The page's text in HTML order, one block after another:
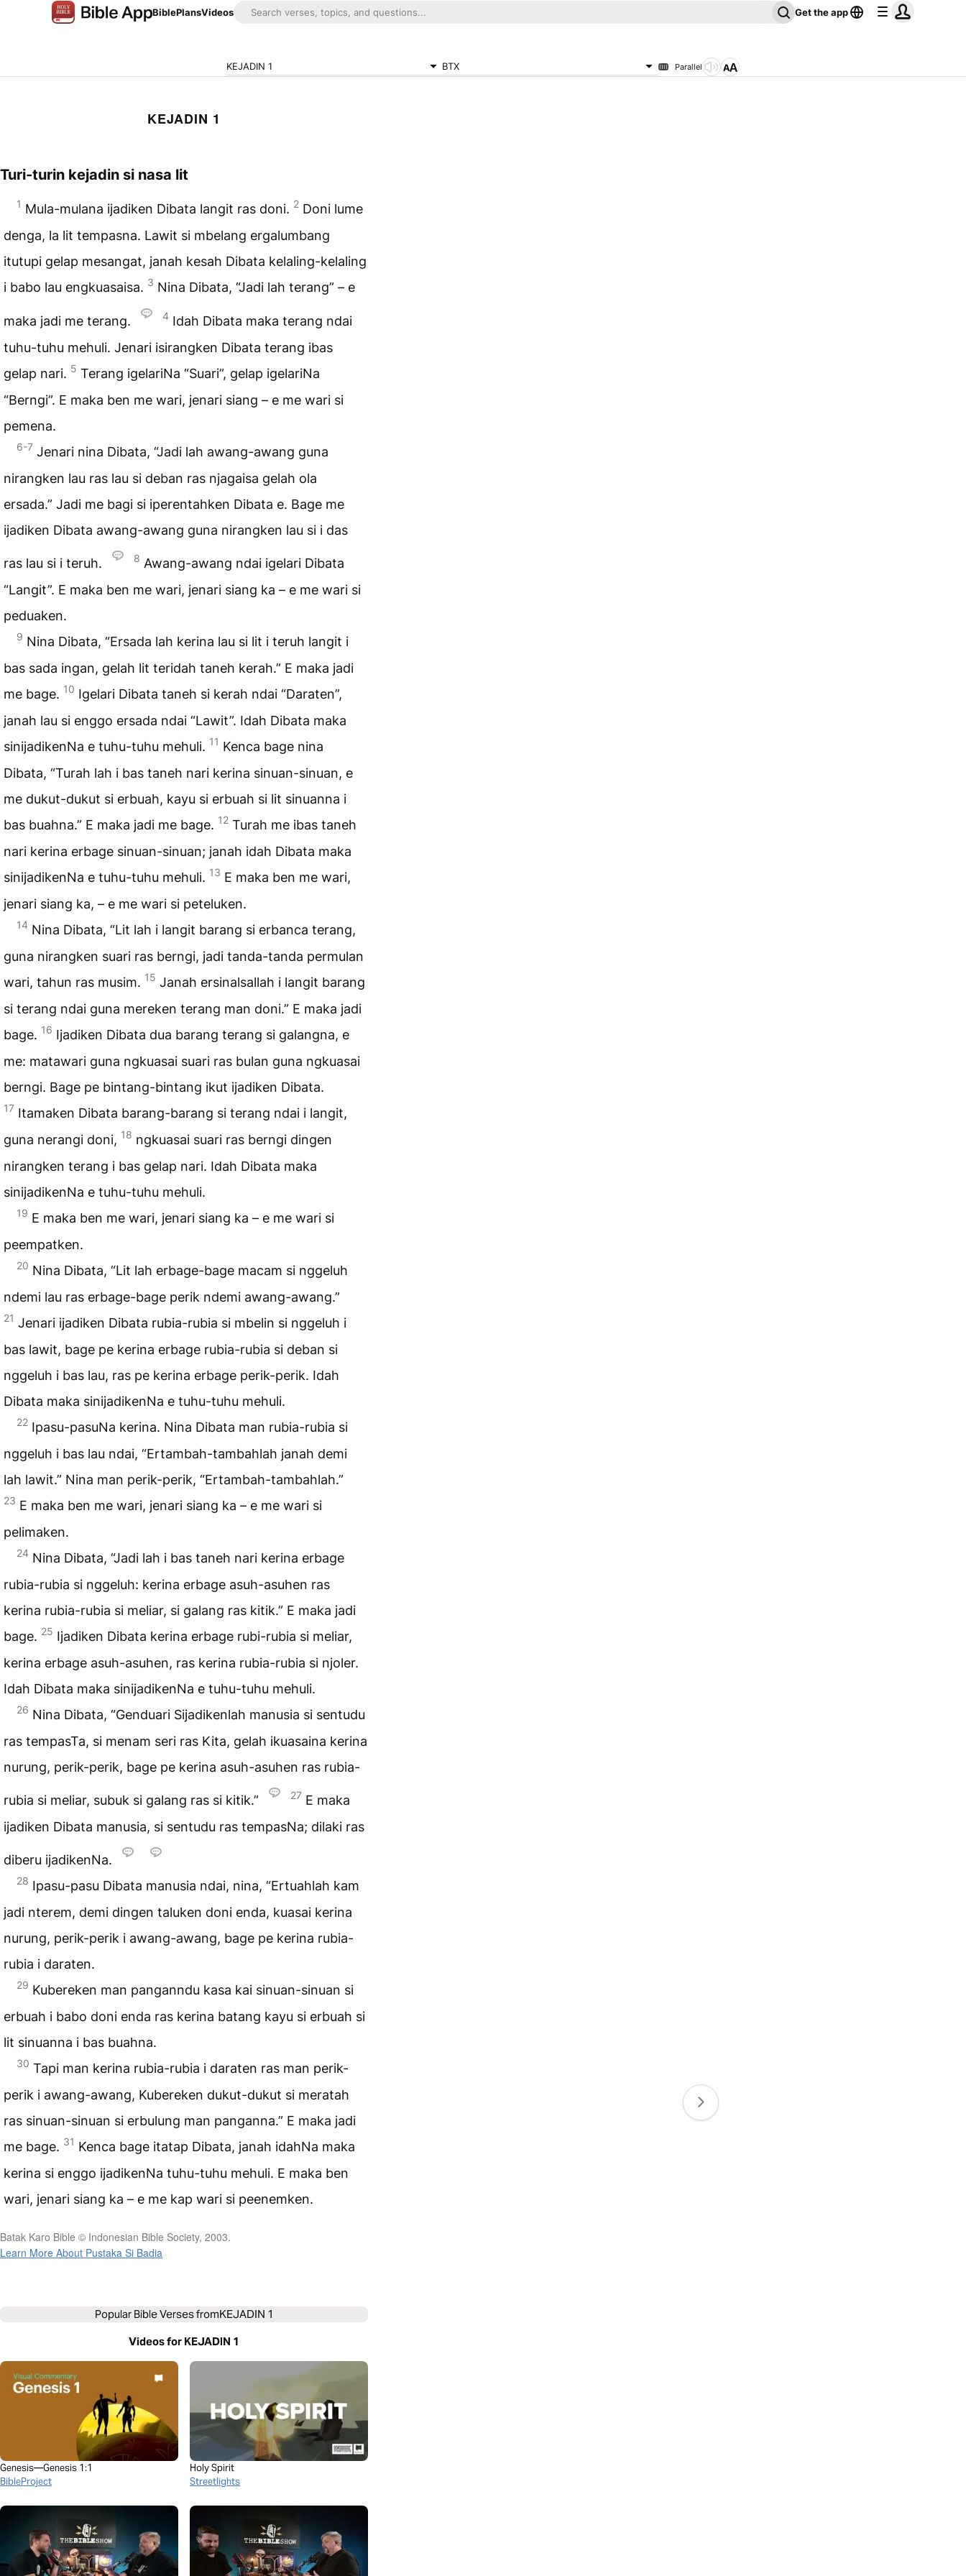
BiblePlansVideos Get the app
KEJADIN 1 BTX Parallel
KEJADIN 1
Turi-turin kejadin si nasa lit
1 Mula-mulana ijadiken Dibata langit ras doni. 2 Doni lume
denga, la lit tempasna. Lawit si mbelang ergalumbang
itutupi gelap mesangat, janah kesah Dibata kelaling-kelaling
i babo lau engkuasaisa. 3 Nina Dibata, “Jadi lah terang” – e
maka jadi me terang. 4 Idah Dibata maka terang ndai
tuhu-tuhu mehuli. Jenari isirangken Dibata terang ibas
gelap nari. 5 Terang igelariNa “Suari”, gelap igelariNa
“Berngi”. E maka ben me wari, jenari siang – e me wari si
pemena.
6-7 Jenari nina Dibata, “Jadi lah awang-awang guna
nirangken lau ras lau si deban ras njagaisa gelah ola
ersada.” Jadi me bagi si iperentahken Dibata e. Bage me
ijadiken Dibata awang-awang guna nirangken lau si i das
ras lau si i teruh. 8 Awang-awang ndai igelari Dibata
“Langit”. E maka ben me wari, jenari siang ka – e me wari si
peduaken.
9 Nina Dibata, “Ersada lah kerina lau si lit i teruh langit i
bas sada ingan, gelah lit teridah taneh kerah.” E maka jadi
me bage. 10 Igelari Dibata taneh si kerah ndai “Daraten”,
janah lau si enggo ersada ndai “Lawit”. Idah Dibata maka
sinijadikenNa e tuhu-tuhu mehuli. 11 Kenca bage nina
Dibata, “Turah lah i bas taneh nari kerina sinuan-sinuan, e
me dukut-dukut si erbuah, kayu si erbuah si lit sinuanna i
bas buahna.” E maka jadi me bage. 12 Turah me ibas taneh
nari kerina erbage sinuan-sinuan; janah idah Dibata maka
sinijadikenNa e tuhu-tuhu mehuli. 13 E maka ben me wari,
jenari siang ka, – e me wari si peteluken.
14 Nina Dibata, “Lit lah i langit barang si erbanca terang,
guna nirangken suari ras berngi, jadi tanda-tanda permulan
wari, tahun ras musim. 15 Janah ersinalsallah i langit barang
si terang ndai guna mereken terang man doni.” E maka jadi
bage. 16 Ijadiken Dibata dua barang terang si galangna, e
me: matawari guna ngkuasai suari ras bulan guna ngkuasai
berngi. Bage pe bintang-bintang ikut ijadiken Dibata.
17 Itamaken Dibata barang-barang si terang ndai i langit,
guna nerangi doni, 18 ngkuasai suari ras berngi dingen
nirangken terang i bas gelap nari. Idah Dibata maka
sinijadikenNa e tuhu-tuhu mehuli.
19 E maka ben me wari, jenari siang ka – e me wari si
peempatken.
20 Nina Dibata, “Lit lah erbage-bage macam si nggeluh
ndemi lau ras erbage-bage perik ndemi awang-awang.”
21 Jenari ijadiken Dibata rubia-rubia si mbelin si nggeluh i
bas lawit, bage pe kerina erbage rubia-rubia si deban si
nggeluh i bas lau, ras pe kerina erbage perik-perik. Idah
Dibata maka sinijadikenNa e tuhu-tuhu mehuli.
22 Ipasu-pasuNa kerina. Nina Dibata man rubia-rubia si
nggeluh i bas lau ndai, “Ertambah-tambahlah janah demi
lah lawit.” Nina man perik-perik, “Ertambah-tambahlah.”
23 E maka ben me wari, jenari siang ka – e me wari si
pelimaken.
24 Nina Dibata, “Jadi lah i bas taneh nari kerina erbage
rubia-rubia si nggeluh: kerina erbage asuh-asuhen ras
kerina rubia-rubia si meliar, si galang ras kitik.” E maka jadi
bage. 25 Ijadiken Dibata kerina erbage rubi-rubia si meliar,
kerina erbage asuh-asuhen, ras kerina rubia-rubia si njoler.
Idah Dibata maka sinijadikenNa e tuhu-tuhu mehuli.
26 Nina Dibata, “Genduari Sijadikenlah manusia si sentudu
ras tempasTa, si menam seri ras Kita, gelah ikuasaina kerina
nurung, perik-perik, bage pe kerina asuh-asuhen ras rubia-
rubia si meliar, subuk si galang ras si kitik.” 27 E maka
ijadiken Dibata manusia, si sentudu ras tempasNa; dilaki ras
diberu ijadikenNa.
28 Ipasu-pasu Dibata manusia ndai, nina, “Ertuahlah kam
jadi nterem, demi dingen taluken doni enda, kuasai kerina
nurung, perik-perik i awang-awang, bage pe kerina rubia-
rubia i daraten.
29 Kubereken man panganndu kasa kai sinuan-sinuan si
erbuah i babo doni enda ras kerina batang kayu si erbuah si
lit sinuanna i bas buahna.
30 Tapi man kerina rubia-rubia i daraten ras man perik-
perik i awang-awang, Kubereken dukut-dukut si meratah
ras sinuan-sinuan si erbulung man panganna.” E maka jadi
me bage. 31 Kenca bage itatap Dibata, janah idahNa maka
kerina si enggo ijadikenNa tuhu-tuhu mehuli. E maka ben
wari, jenari siang ka – e me kap wari si peenemken.
Batak Karo Bible © Indonesian Bible Society, 2003.
Learn More About Pustaka Si Badia
Popular Bible Verses fromKEJADIN 1
Videos for KEJADIN 1
Genesis—Genesis 1:1
BibleProject
Holy Spirit
Streetlights